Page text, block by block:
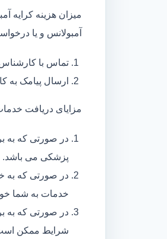
میزان هزینه کرایه
آمبولانس و یا
تماس با
ارسال پیامک به
مزایای دریافت
در صورتی که به
پزشکی می باشد.
در صورتی که به
خدمات به شما
در صورتی که به
شرایط ممکن است